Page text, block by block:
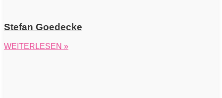
Stefan Goedecke
WEITERLESEN »